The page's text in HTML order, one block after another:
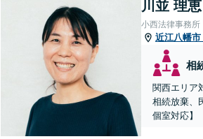
川並 理恵
小西法律事務所
近江八幡市
相
関西エリア
相続放棄、
個室対応】